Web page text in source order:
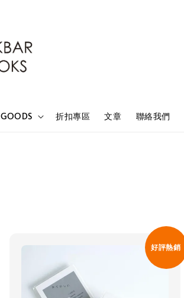
GOODS 折扣專區 文章 聯絡我們
好評熱銷